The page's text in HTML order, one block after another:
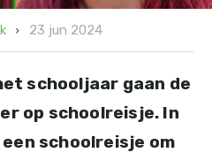
23 jun 2024
schooljaar gaan de
op schoolreisje. In
schoolreisje om